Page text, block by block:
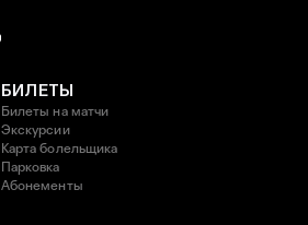
БИЛЕТЫ
Билеты на матчи
Экскурсии
Карта болельщика
Парковка
Абонементы